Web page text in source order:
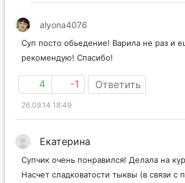
alyona4076
Суп посто обьедение! Варила не раз и
рекомендую! Спасибо!
4 -1 Ответить
26.09.14 18:49
Екатерина
Супчик очень понравился! Делала на
Насчет сладковатости тыквы (в связи